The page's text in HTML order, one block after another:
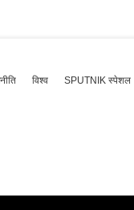
विश्व SPUTNIK स्पेशल